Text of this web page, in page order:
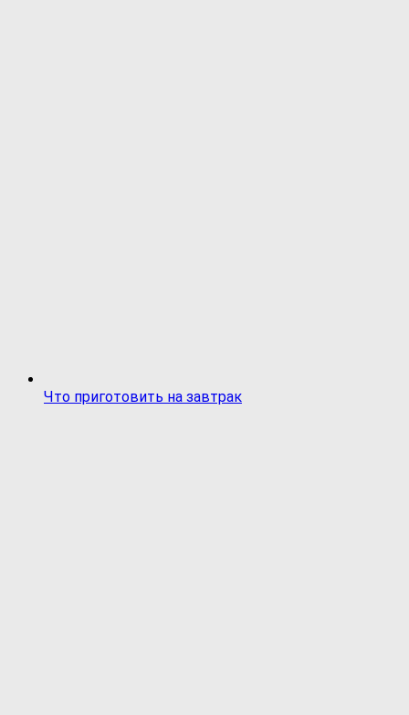
Что приготовить на завтрак